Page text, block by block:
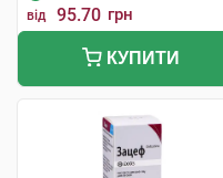
від 95.70 грн
КУПИТИ